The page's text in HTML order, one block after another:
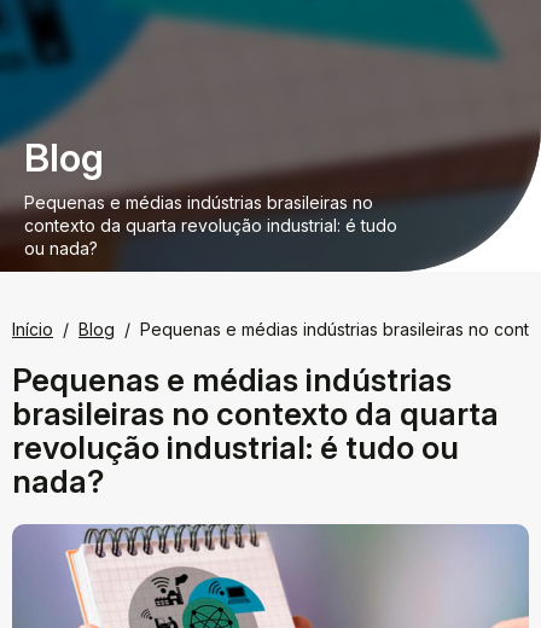
Blog
Pequenas e médias indústrias brasileiras no
contexto da quarta revolução industrial: é tudo
ou nada?
Início Blog Pequenas e médias indústrias brasileiras no
Pequenas e médias indústrias
brasileiras no contexto da quarta
revolução industrial: é tudo ou
nada?